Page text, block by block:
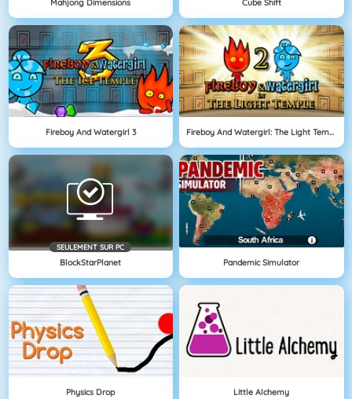
Fireboy And Watergirl 3 Fireboy And Watergirl: The Light Temple
SEULEMENT SUR PC
BlockStarPlanet Pandemic Simulator
Physics Drop Little Alchemy